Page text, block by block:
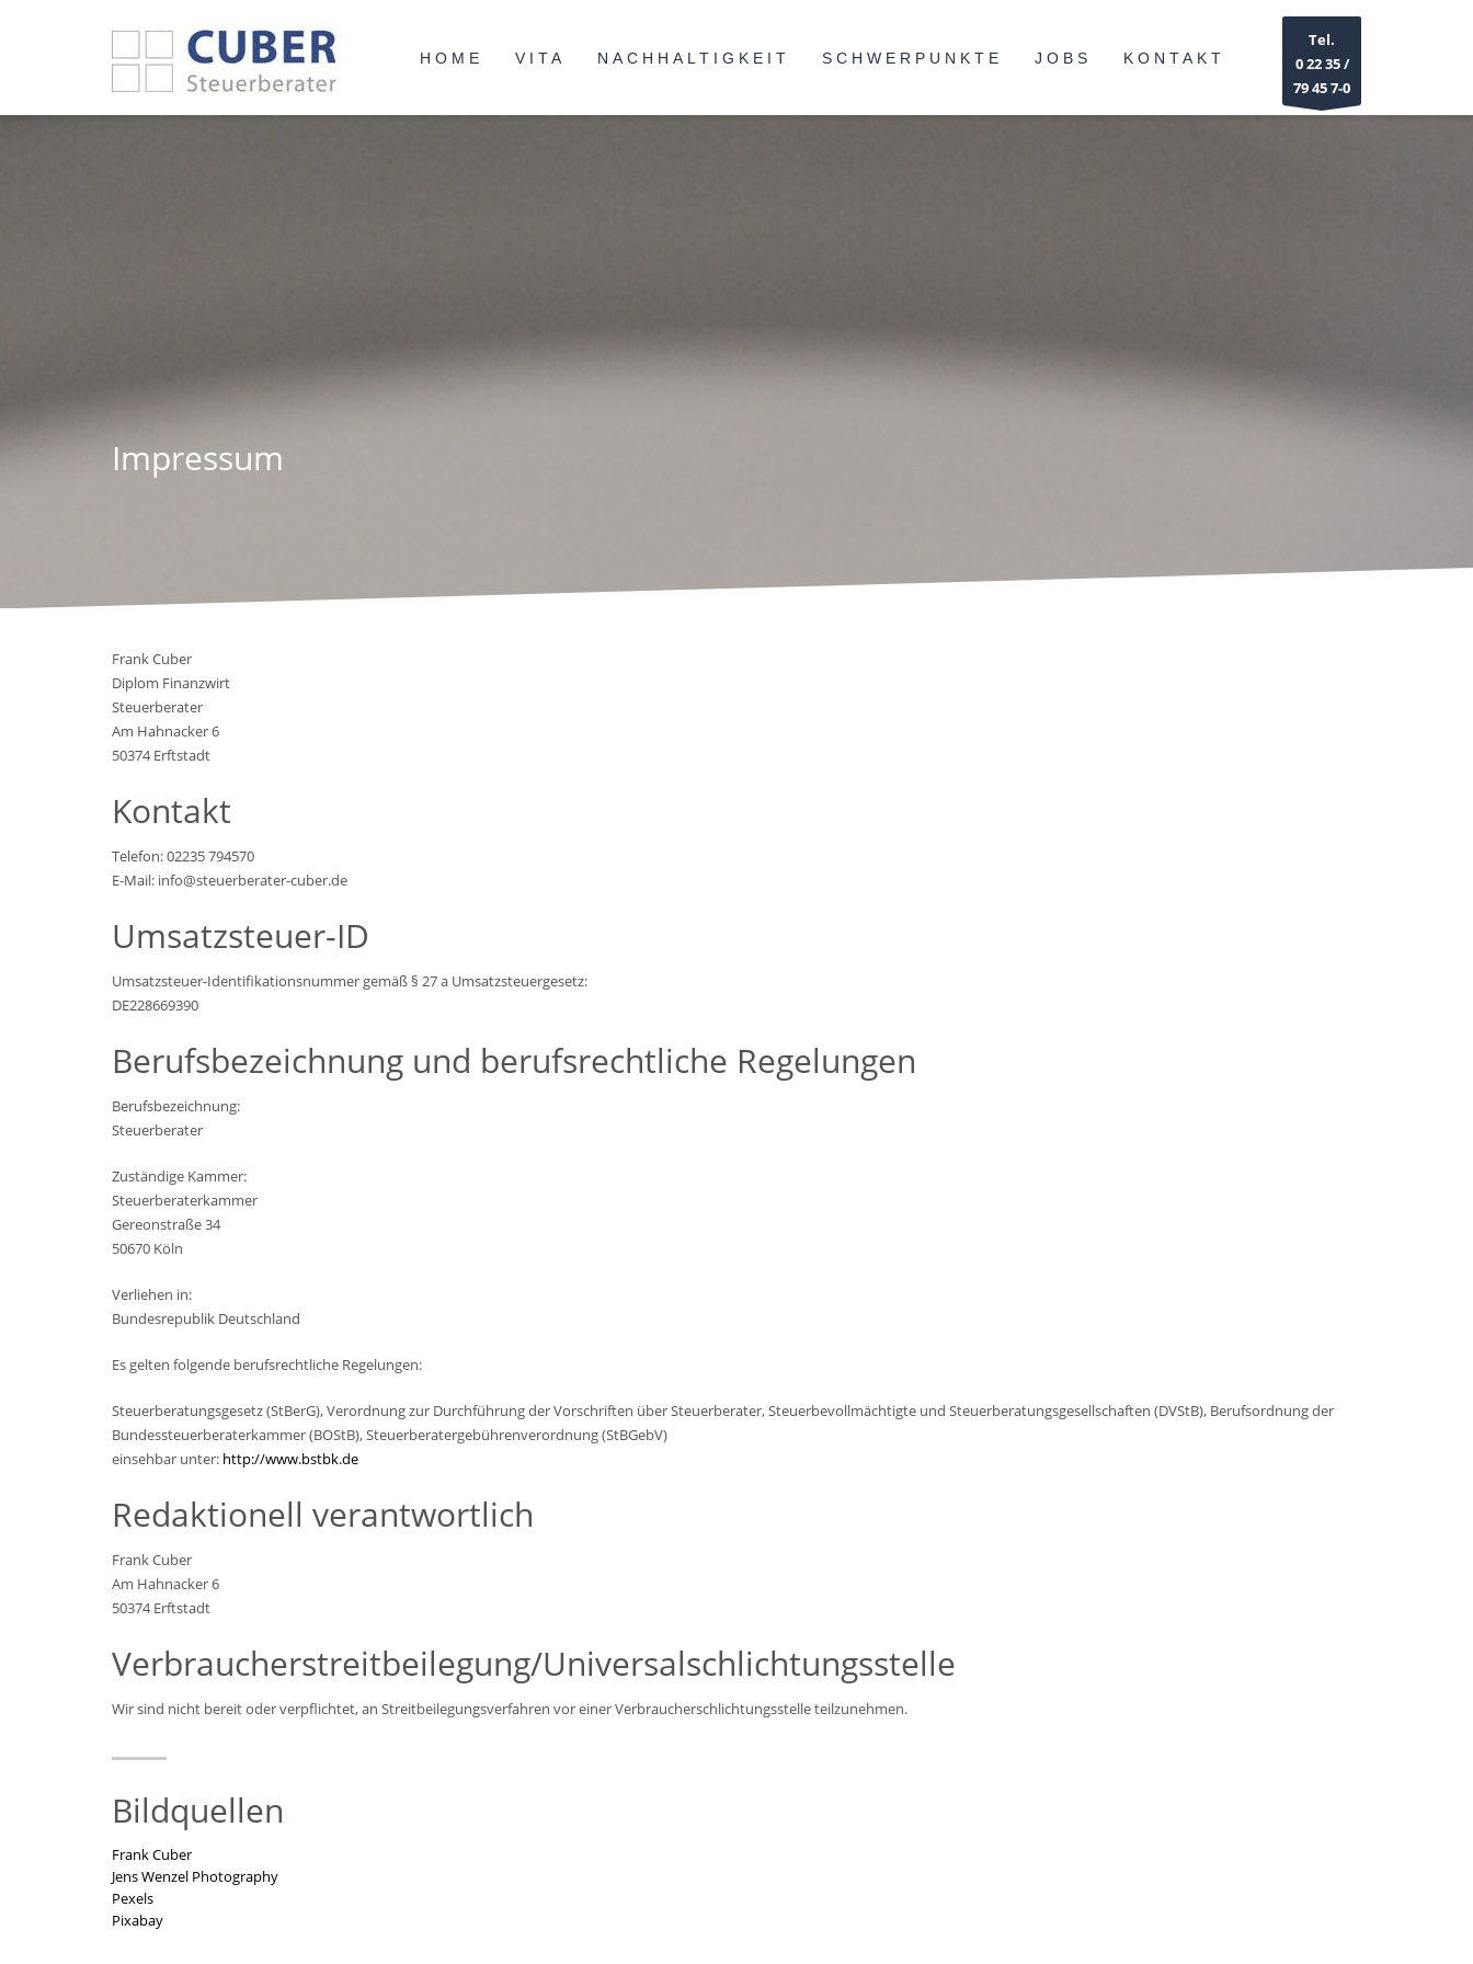
HOME VITA NACHHALTIGKEIT SCHWERPUNKTE JOBS KONTAKT
Tel.
0 22 35 /
79 45 7-0
Impressum
Frank Cuber
Diplom Finanzwirt
Steuerberater
Am Hahnacker 6
50374 Erftstadt
Kontakt
Telefon: 02235 794570
E-Mail: info@steuerberater-cuber.de
Umsatzsteuer-ID
Umsatzsteuer-Identifikationsnummer gemäß § 27 a Umsatzsteuergesetz:
DE228669390
Berufsbezeichnung und berufsrechtliche Regelungen
Berufsbezeichnung:
Steuerberater
Zuständige Kammer:
Steuerberaterkammer
Gereonstraße 34
50670 Köln
Verliehen in:
Bundesrepublik Deutschland
Es gelten folgende berufsrechtliche Regelungen:
Steuerberatungsgesetz (StBerG), Verordnung zur Durchführung der Vorschriften über Steuerberater, Steuerbevollmächtigte und Steuerberatungsgesellschaften (DVStB), Berufsordnung der
Bundessteuerberaterkammer (BOStB), Steuerberatergebührenverordnung (StBGebV)
einsehbar unter: http://www.bstbk.de
Redaktionell verantwortlich
Frank Cuber
Am Hahnacker 6
50374 Erftstadt
Verbraucher­streit­beilegung/Universal­schlichtungs­stelle
Wir sind nicht bereit oder verpflichtet, an Streitbeilegungsverfahren vor einer Verbraucherschlichtungsstelle teilzunehmen.
Bildquellen
Frank Cuber
Jens Wenzel Photography
Pexels
Pixabay